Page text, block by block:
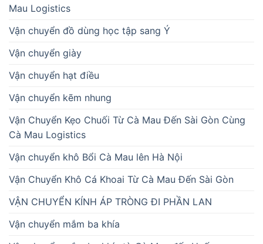
Mau Logistics
Vận chuyển đồ dùng học tập sang Ý
Vận chuyển giày
Vận chuyển hạt điều
Vận chuyển kẽm nhung
Vận Chuyển Kẹo Chuối Từ Cà Mau Đến Sài Gòn Cùng
Cà Mau Logistics
Vận chuyển khô Bổi Cà Mau lên Hà Nội
Vận Chuyển Khô Cá Khoai Từ Cà Mau Đến Sài Gòn
VẬN CHUYỂN KÍNH ÁP TRÒNG ĐI PHẦN LAN
Vận chuyển mắm ba khía